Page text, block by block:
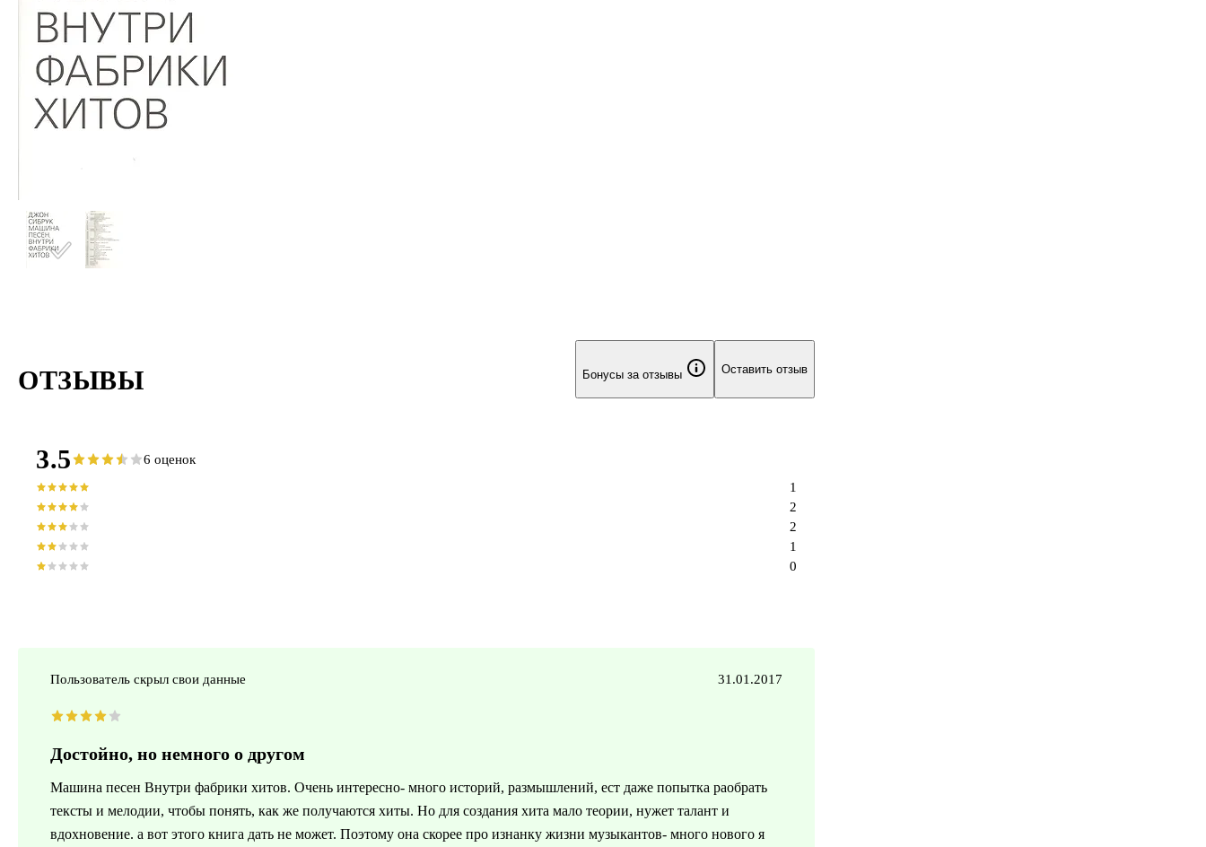
ОТЗЫВЫ Бонусы за отзывы Оставить отзыв
3.5 6 оценок
0
1
2
2
1
Пользователь скрыл свои данные 31.01.2017
Достойно, но немного о другом
Машина песен Внутри фабрики хитов. Очень интересно- много историй, размышлений, ест даже попытка раобрать
тексты и мелодии, чтобы понять, как же получаются хиты. Но для создания хита мало теории, нужет талант и
вдохновение. а вот этого книга дать не может. Поэтому она скорее про изнанку жизни музыкантов- много нового я